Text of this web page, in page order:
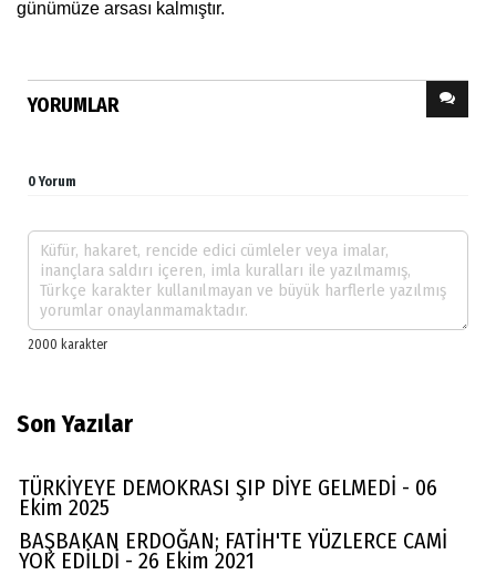
günümüze arsası kalmıştır.
YORUMLAR
0 Yorum
Son Yazılar
TÜRKİYEYE DEMOKRASI ŞIP DİYE GELMEDİ - 06
Ekim 2025
BAŞBAKAN ERDOĞAN; FATİH'TE YÜZLERCE CAMİ
YOK EDİLDİ - 26 Ekim 2021